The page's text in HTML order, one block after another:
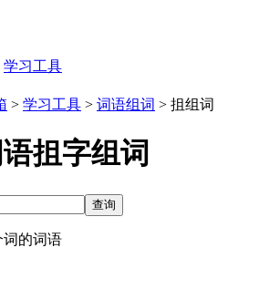
学习工具
> 学习工具 > 词语组词 > 抯组词
抯字组词
词的词语